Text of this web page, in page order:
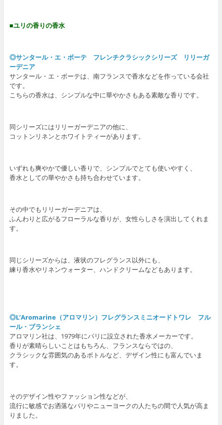
■ユリの香りの香水
◎サンタール・エ・ボーテ フレンチクラシックシリーズ リリーガ
ーデニア
サンタール・エ・ボーテは、南フランスで香水などを作っている会社
です。
こちらの香水は、シンプルな中に華やかさもある素敵な香りです。
同シリーズにはリリーガーデニアの他に、
コットンリネンとホワイトティーがあります。
いずれも爽やかで優しい香りで、シンプルでとても使いやすく、
香水としての華やかさも持ち合わせています。
その中でもリリーガーデニアは、
ふんわりと広がるフローラルな香りが、女性らしさを演出してくれま
す。
同じシリーズからは、液状のフレグランス以外にも、
練り香水やリネンウォーター、ハンドクリームなどもあります。
◎L’Aromarine（アロマリン）フレグランスミニオードトワレ フル
ール・ブランシェ
アロマリン社は、1979年にパリに設立された香水メーカーです。
香りが素晴らしいことはもちろん、フランスならではの、
クラシックな雰囲気のあるボトルなど、デザイン性にも富んでいま
す。
そのデザイン性やファッション性などが、
流行に敏感でお洒落なパリやニューヨークの人たちの間で人気が高ま
りました。